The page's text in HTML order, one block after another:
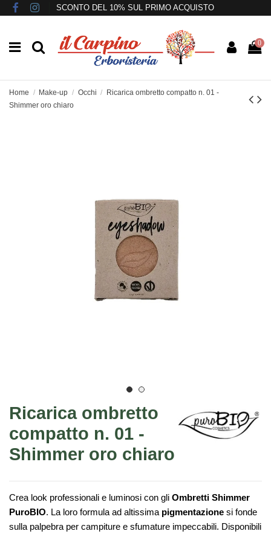
SCONTO DEL 10% SUL PRIMO ACQUISTO
0
Home Make-up Occhi
Ricarica ombretto compatto n. 01 -
Shimmer oro chiaro
Ricarica ombretto
compatto n. 01 -
Shimmer oro chiaro
Crea look professionali e luminosi con gli Ombretti Shimmer
PuroBIO. La loro formula ad altissima pigmentazione si fonde
sulla palpebra per campiture e sfumature impeccabili. Disponibili